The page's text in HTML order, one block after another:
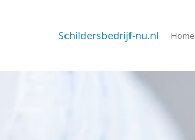
Schildersbedrijf-nu.nl Home